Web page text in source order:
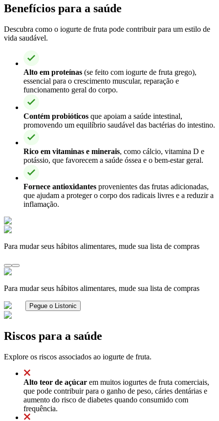
Benefícios para a saúde
Descubra como o iogurte de fruta pode contribuir para um estilo de
vida saudável.
Alto em proteínas (se feito com iogurte de fruta grego),
essencial para o crescimento muscular, reparação e
funcionamento geral do corpo.
Contém probióticos que apoiam a saúde intestinal,
promovendo um equilíbrio saudável das bactérias do intestino.
Rico em vitaminas e minerais, como cálcio, vitamina D e
potássio, que favorecem a saúde óssea e o bem-estar geral.
Fornece antioxidantes provenientes das frutas adicionadas,
que ajudam a proteger o corpo dos radicais livres e a reduzir a
inflamação.
Para mudar seus hábitos alimentares, mude sua lista de compras
Para mudar seus hábitos alimentares, mude sua lista de compras
Pegue o Listonic
Riscos para a saúde
Explore os riscos associados ao iogurte de fruta.
Alto teor de açúcar em muitos iogurtes de fruta comerciais,
que pode contribuir para o ganho de peso, cáries dentárias e
aumento do risco de diabetes quando consumido com
frequência.